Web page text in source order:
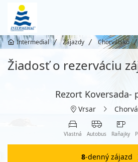
Intermedial Zájazdy Chorvátsko
Žiadosť o rezerváciu
Rezort Koversada-
Vrsar
Vlastná Autobus Raňajky
8-denný zájazd